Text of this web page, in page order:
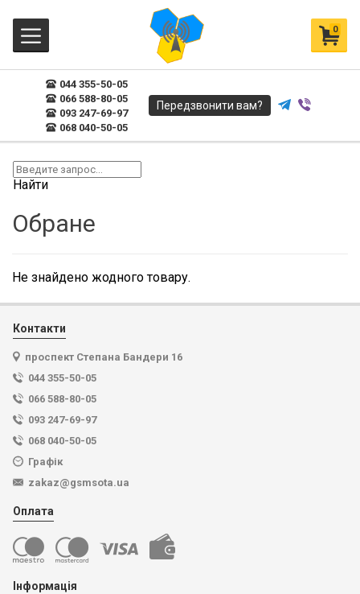
0
044 355-50-05
066 588-80-05
093 247-69-97
068 040-50-05
Передзвонити вам?
Найти
Обране
Не знайдено жодного товару.
Контакти
проспект Степана Бандери 16
044 355-50-05
066 588-80-05
093 247-69-97
068 040-50-05
Графік
zakaz@gsmsota.ua
Оплата
Інформація